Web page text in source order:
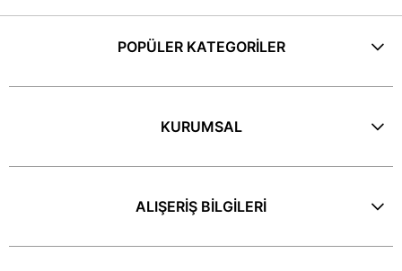
POPÜLER KATEGORİLER
KURUMSAL
ALIŞERİŞ BİLGİLERİ